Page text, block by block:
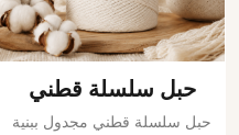
حبل سلسلة قطني
حبل سلسلة قطني مجدول ببنية